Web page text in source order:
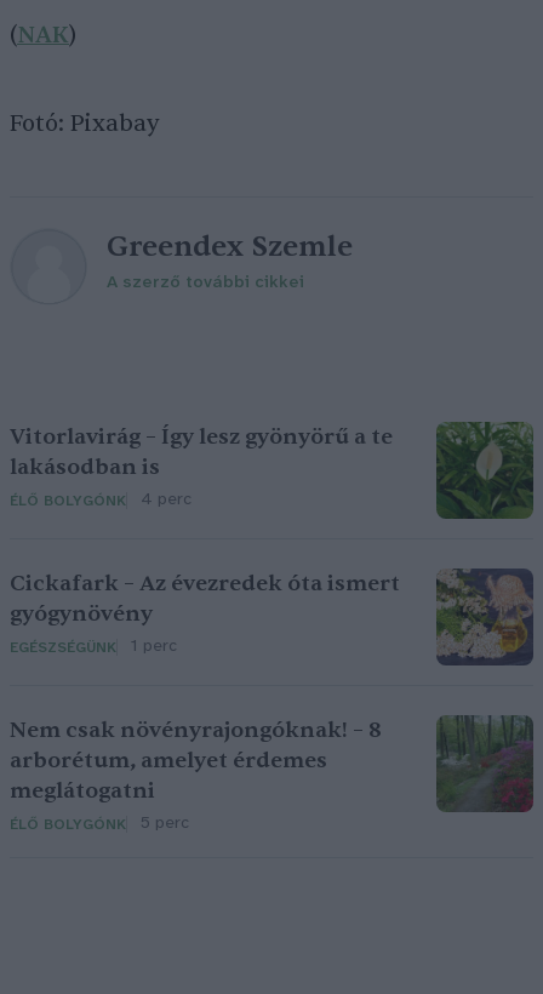
(NAK)
Fotó: Pixabay
Greendex Szemle
A szerző további cikkei
Vitorlavirág – Így lesz gyönyörű a te
lakásodban is
ÉLŐ BOLYGÓNK 4 perc
Cickafark – Az évezredek óta ismert
gyógynövény
EGÉSZSÉGÜNK 1 perc
Nem csak növényrajongóknak! – 8
arborétum, amelyet érdemes
meglátogatni
ÉLŐ BOLYGÓNK 5 perc